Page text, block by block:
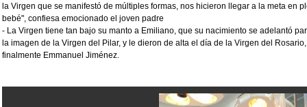
la Virgen que se manifestó de múltiples formas, nos hicieron llegar a la meta en
bebé", confiesa emocionado el joven padre
- La Virgen tiene tan bajo su manto a Emiliano, que su nacimiento se adelantó
la imagen de la Virgen del Pilar, y le dieron de alta el día de la Virgen del
finalmente Emmanuel Jiménez.